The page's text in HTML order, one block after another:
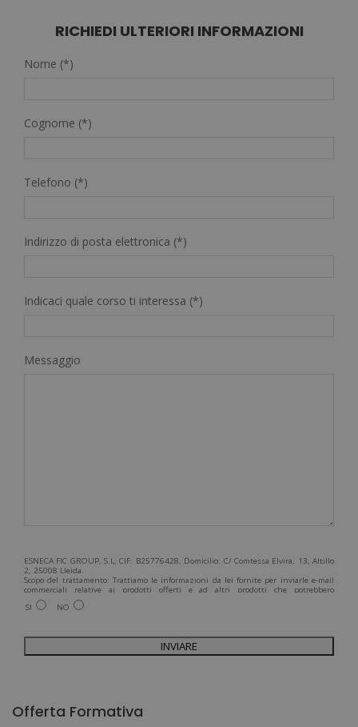
RICHIEDI ULTERIORI INFORMAZIONI
Nome (*)
Cognome (*)
Telefono (*)
Indirizzo di posta elettronica (*)
Indicaci quale corso ti interessa (*)
Messaggio
ESNECA FIC GROUP, S.L, CIF: B25776428, Domicilio: C/ Comtessa Elvira, 13, Altillo
2, 25008 Lleida.
Scopo del trattamento: Trattiamo le informazioni da lei fornite per inviarle e-mail
commerciali relative ai prodotti offerti e ad altri prodotti che potrebbero
interessarla. Legittimazione del trattamento: Consenso dell'interessato. Diritti:
Può esercitare i suoi diritti identificandosi sufficientemente e contattandoci
ricevere informazioni commerciali (per telefono e/o via e-mail):
SI NO
l
Offerta Formativa